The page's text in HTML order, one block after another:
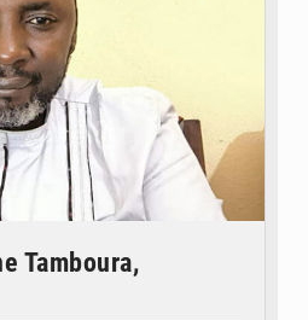
Tamboura,